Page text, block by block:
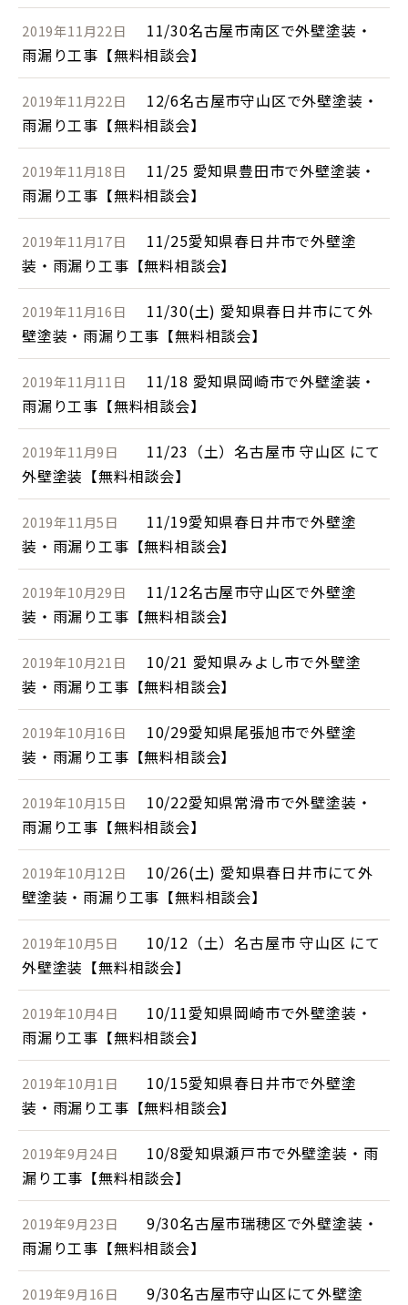
2019年11月22日
11/30名古屋市南区で外壁塗装・
雨漏り工事【無料相談会】
2019年11月22日
12/6名古屋市守山区で外壁塗装・
雨漏り工事【無料相談会】
2019年11月18日
11/25 愛知県豊田市で外壁塗装・
雨漏り工事【無料相談会】
2019年11月17日
11/25愛知県春日井市で外壁塗
装・雨漏り工事【無料相談会】
2019年11月16日
11/30(土) 愛知県春日井市にて外
壁塗装・雨漏り工事【無料相談会】
2019年11月11日
11/18 愛知県岡崎市で外壁塗装・
雨漏り工事【無料相談会】
2019年11月9日
11/23（土）名古屋市 守山区 にて
外壁塗装【無料相談会】
2019年11月5日
11/19愛知県春日井市で外壁塗
装・雨漏り工事【無料相談会】
2019年10月29日
11/12名古屋市守山区で外壁塗
装・雨漏り工事【無料相談会】
2019年10月21日
10/21 愛知県みよし市で外壁塗
装・雨漏り工事【無料相談会】
2019年10月16日
10/29愛知県尾張旭市で外壁塗
装・雨漏り工事【無料相談会】
2019年10月15日
10/22愛知県常滑市で外壁塗装・
雨漏り工事【無料相談会】
2019年10月12日
10/26(土) 愛知県春日井市にて外
壁塗装・雨漏り工事【無料相談会】
2019年10月5日
10/12（土）名古屋市 守山区 にて
外壁塗装【無料相談会】
2019年10月4日
10/11愛知県岡崎市で外壁塗装・
雨漏り工事【無料相談会】
2019年10月1日
10/15愛知県春日井市で外壁塗
装・雨漏り工事【無料相談会】
2019年9月24日
10/8愛知県瀬戸市で外壁塗装・雨
漏り工事【無料相談会】
2019年9月23日
9/30名古屋市瑞穂区で外壁塗装・
雨漏り工事【無料相談会】
2019年9月16日
9/30名古屋市守山区にて外壁塗